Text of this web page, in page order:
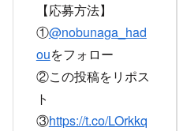
【応募方法】
①@nobunaga_had
ouをフォロー
②この投稿をリポス
ト
③https://t.co/LOrkkq